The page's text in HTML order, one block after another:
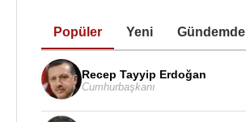
Popüler Yeni Gündemde
Recep Tayyip Erdoğan
Cumhurbaşkanı